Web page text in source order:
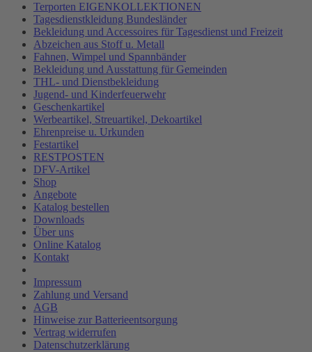
Terporten EIGENKOLLEKTIONEN
Tagesdienstkleidung Bundesländer
Bekleidung und Accessoires für Tagesdienst und Freizeit
Abzeichen aus Stoff u. Metall
Fahnen, Wimpel und Spannbänder
Bekleidung und Ausstattung für Gemeinden
THL- und Dienstbekleidung
Jugend- und Kinderfeuerwehr
Geschenkartikel
Werbeartikel, Streuartikel, Dekoartikel
Ehrenpreise u. Urkunden
Festartikel
RESTPOSTEN
DFV-Artikel
Shop
Angebote
Katalog bestellen
Downloads
Über uns
Online Katalog
Kontakt
Impressum
Zahlung und Versand
AGB
Hinweise zur Batterieentsorgung
Vertrag widerrufen
Datenschutzerklärung